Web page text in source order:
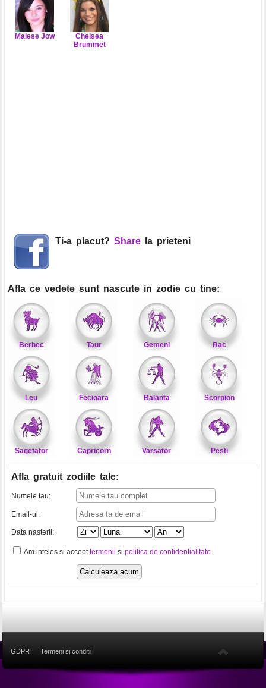
Malese Jow
Chelsea
Brummet
Ti-a placut? Share la prieteni
Afla ce vedete sunt nascute in zodie cu tine:
Berbec Taur Gemeni Rac
Leu Fecioara Balanta Scorpion
Sagetator Capricorn Varsator Pesti
Afla gratuit zodiile tale:
Numele tau:
Email-ul:
Data nasterii:
Am inteles si accepttermenii si politica de confidentialitate
GDPR Termeni si conditii